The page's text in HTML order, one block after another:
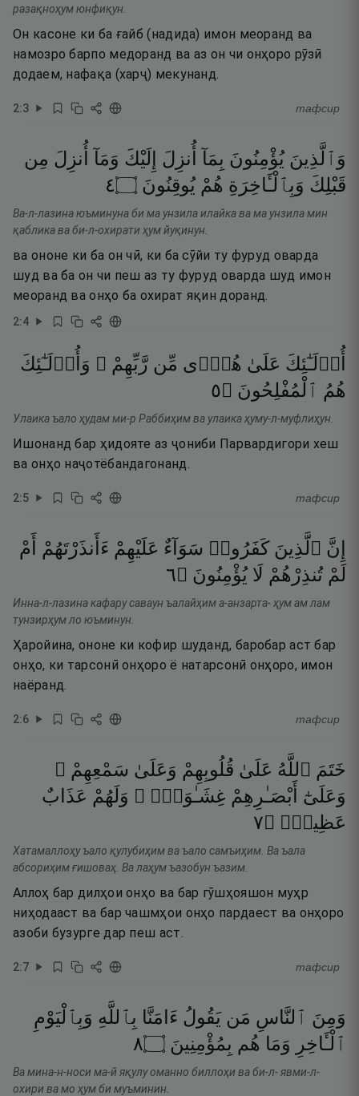
разақноҳум юнфиқун.
Он касоне ки ба ғайб (надида) имон меоранд ва
намозро барпо медоранд ва аз он чи онҳоро рӯзӣ
додаем, нафақа (харҷ) мекунанд.
2:3 тафсир
وَٱلَّذِينَ يُؤْمِنُونَ بِمَآ أُنزِلَ إِلَيْكَ وَمَآ أُنزِلَ مِن
قَبْلِكَ وَبِٱلْـَٔاخِرَةِ هُمْ يُوقِنُونَ ۝٤
Ва-л-лазина юъминуна би ма унзила илайка ва ма унзила мин
қаблика ва би-л-охирати ҳум йуқинун.
ва ононе ки ба он чӣ, ки ба сӯйи ту фуруд оварда
шуд ва ба он чи пеш аз ту фуруд оварда шуд имон
меоранд ва онҳо ба охират яқин доранд.
2:4
أُو۟لَـٰٓئِكَ عَلَىٰ هُدًۭى مِّن رَّبِّهِمْ ۖ وَأُو۟لَـٰٓئِكَ
هُمُ ٱلْمُفْلِحُونَ ۝٥
Улаика ъало ҳудам ми-р Раббиҳим ва улаика ҳуму-л-муфлиҳун.
Ишонанд бар ҳидояте аз ҷониби Парвардигори хеш
ва онҳо наҷотёбандагонанд.
2:5 тафсир
إِنَّ ٱلَّذِينَ كَفَرُوا۟ سَوَآءٌ عَلَيْهِمْ ءَأَنذَرْتَهُمْ
أَمْ
لَمْ تُنذِرْهُمْ لَا يُؤْمِنُونَ ۝٦
Инна-л-лазина кафару саваун ъалайҳим а-анзарта- ҳум ам лам
тунзирҳум ло юъминун.
Ҳаройина, ононе ки кофир шуданд, баробар аст бар
онҳо, ки тарсонӣ онҳоро ё натарсонӣ онҳоро, имон
наёранд.
2:6 тафсир
خَتَمَ ٱللَّهُ عَلَىٰ قُلُوبِهِمْ وَعَلَىٰ سَمْعِهِمْ ۖ
وَعَلَىٰٓ أَبْصَـٰرِهِمْ غِشَـٰوَةٌۭ ۖ وَلَهُمْ عَذَابٌ
عَظِيمٌۭ ۝٧
Хатамаллоҳу ъало қулубиҳим ва ъало самъиҳим. Ва ъала
абсориҳим ғишоваҳ. Ва лаҳум ъазобун ъазим.
Аллоҳ бар дилҳои онҳо ва бар гӯшҳояшон муҳр
ниҳодааст ва бар чашмҳои онҳо пардаест ва онҳоро
азоби бузурге дар пеш аст.
2:7 тафсир
وَمِنَ ٱلنَّاسِ مَن يَقُولُ ءَامَنَّا بِٱللَّهِ وَبِٱلْيَوْمِ
ٱلْـَٔاخِرِ وَمَا هُم بِمُؤْمِنِينَ ۝٨
Ва мина-н-носи ма-й яқулу оманно биллоҳи ва би-л- явми-л-
охири ва мо ҳум би муъминин.